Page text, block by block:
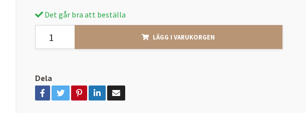
Det går bra att beställa
LÄGG I VARUKORGEN
Dela